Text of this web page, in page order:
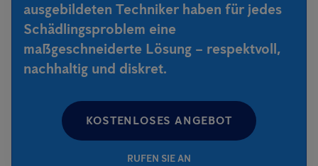
ausgebildeten Techniker haben für jedes
Schädlingsproblem eine
maßgeschneiderte Lösung – respektvoll,
nachhaltig und diskret.
KOSTENLOSES ANGEBOT
RUFEN SIE AN